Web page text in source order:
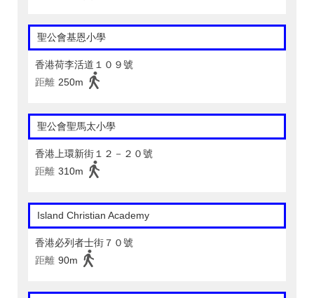
聖公會基恩小學
香港荷李活道１０９號
距離 250m
聖公會聖馬太小學
香港上環新街１２－２０號
距離 310m
Island Christian Academy
香港必列者士街７０號
距離 90m